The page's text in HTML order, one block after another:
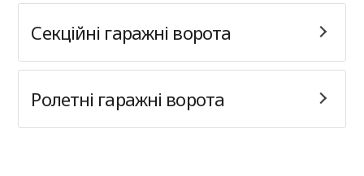
Секційні гаражні ворота
Ролетні гаражні ворота